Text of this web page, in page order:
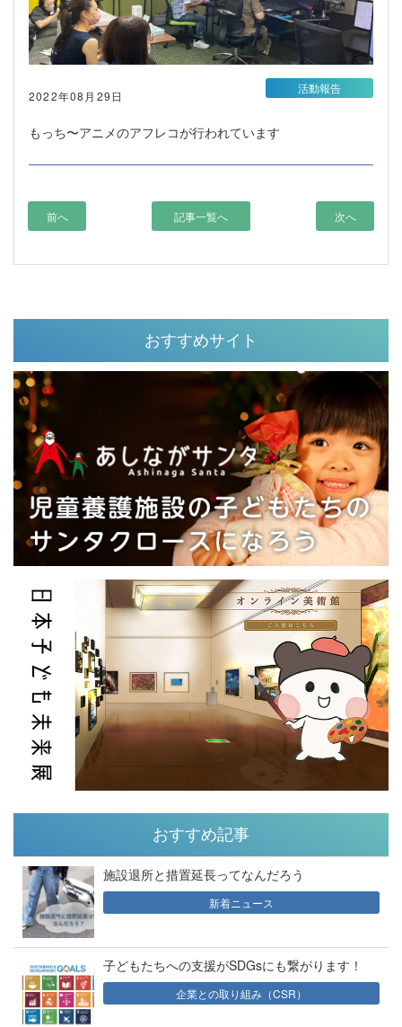
2022年08月29日
もっち〜アニメのアフレコが行われています
活動報告
前へ 記事一覧へ 次へ
おすすめサイト
おすすめ記事
施設退所と措置延長ってなんだろう
新着ニュース
子どもたちへの支援がSDGsにも繋がります！
企業との取り組み（CSR）